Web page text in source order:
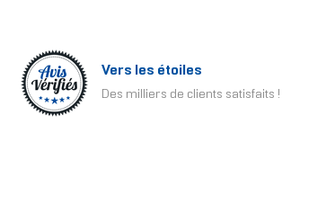
Vers les étoiles
Des milliers de clients satisfaits !